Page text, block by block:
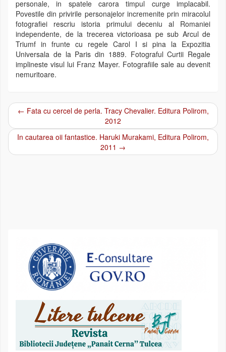
personale, in spatele carora timpul curge implacabil.
Povestile din privirile personajelor incremenite prin miracolul
fotografiei rescriu istoria primului deceniu al Romaniei
independente, de la trecerea victorioasa pe sub Arcul de
Triumf in frunte cu regele Carol I si pina la Expozitia
Universala de la Paris din 1889. Fotograful Curtii Regale
implineste visul lui Franz Mayer. Fotografiile sale au devenit
nemuritoare.
Post navigation
← Fata cu cercel de perla. Tracy Chevalier. Editura Polirom,
2012
In cautarea oii fantastice. Haruki Murakami, Editura Polirom,
2011 →